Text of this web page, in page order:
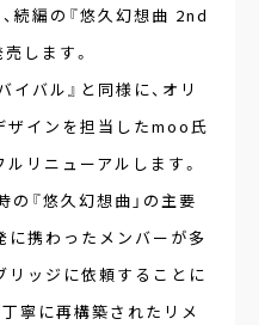
続編の『悠久幻想曲 2nd
します。
イバル』と同様に、オリ
ザインを担当したmoo氏
リニューアルします。
の『悠久幻想曲」の主要
に携わったメンバーが多
リッジに依頼することに
寧に再構築されたリメ